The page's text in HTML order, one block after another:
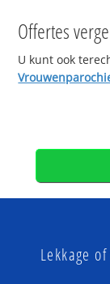
Offertes
U kunt ook
Lekkage